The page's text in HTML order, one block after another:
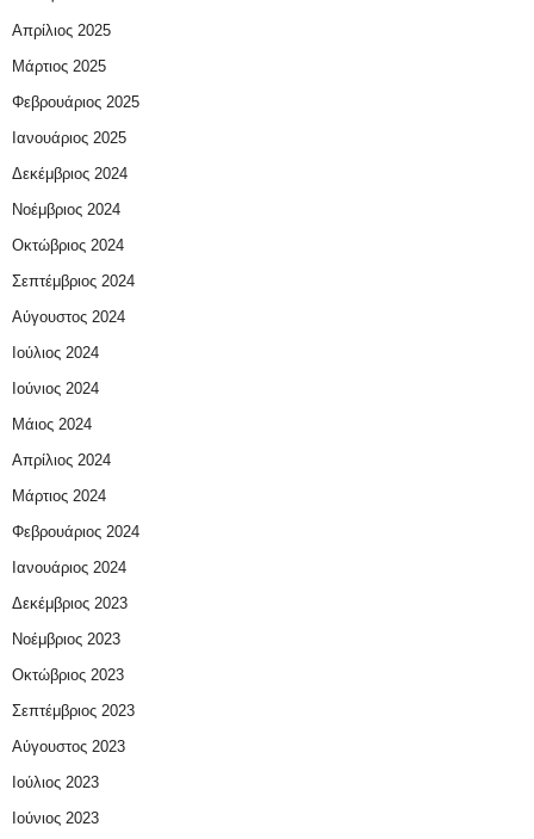
Απρίλιος 2025
Μάρτιος 2025
Φεβρουάριος 2025
Ιανουάριος 2025
Δεκέμβριος 2024
Νοέμβριος 2024
Οκτώβριος 2024
Σεπτέμβριος 2024
Αύγουστος 2024
Ιούλιος 2024
Ιούνιος 2024
Μάιος 2024
Απρίλιος 2024
Μάρτιος 2024
Φεβρουάριος 2024
Ιανουάριος 2024
Δεκέμβριος 2023
Νοέμβριος 2023
Οκτώβριος 2023
Σεπτέμβριος 2023
Αύγουστος 2023
Ιούλιος 2023
Ιούνιος 2023